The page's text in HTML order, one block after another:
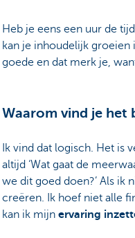
Heb je eens een uur de
kan je inhoudelijk groeien
goede en dat merk je,
Waarom vind je het
Ik vind dat logisch. Het is
altijd ‘Wat gaat de
we dit goed doen?’ Als
creëren. Ik hoef niet alle
kan ik mijn ervaring